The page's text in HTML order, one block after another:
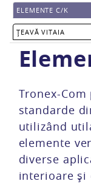
ELEMENTE C/K
ȚEAVĂ VITAIA
Tronex-
standarde
utilizând
elemente
diverse
interioare și